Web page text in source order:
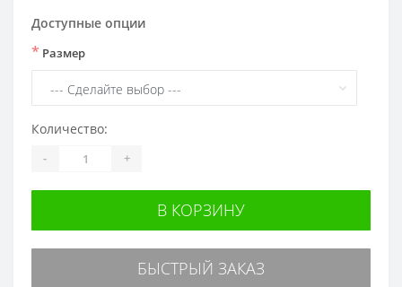
Доступные опции
* Размер
Количество:
- +
В КОРЗИНУ
БЫСТРЫЙ ЗАКАЗ